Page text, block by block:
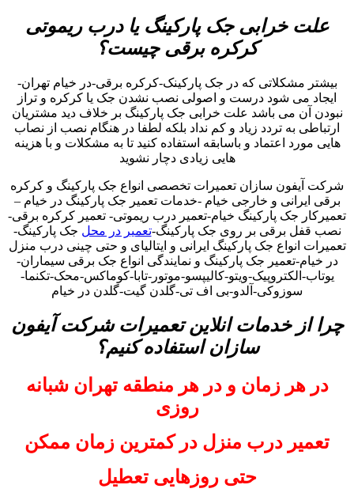
علت خرابی جک پارکینگ یا درب ریموتی
کرکره برقی چیست؟
بیشتر مشکلاتی که در جک پارکینک-کرکره برقی-در خیام تهران-
ایجاد می شود درست و اصولی نصب نشدن جک یا کرکره و تراز
نبودن آن می باشد علت خرابی جک پارکینگ بر خلاف دید مشتریان
ارتباطی به تردد زیاد و کم نداد بلکه لطفا در هنگام نصب از نصاب
هایی مورد اعتماد و باسابقه استفاده کنید تا به مشکلات و با هزینه
هایی زیادی دچار نشوید
شرکت آیفون سازان تعمیرات تخصصی انواع جک پارکینگ و کرکره
برقی ایرانی و خارجی خیام -خدمات تعمیر جک پارکینگ در خیام –
تعمیرکار جک پارکینگ خیام-تعمیر درب ریموتی- تعمیر کرکره برقی-
نصب قفل برقی بر روی جک پارکینگ-تعمیر در محل جک پارکینگ-
تعمیرات انواع جک پارکینگ ایرانی و ایتالیای و حتی چینی درب منزل
در خیام-تعمیر جک پارکینگ و نمایندگی انواع جک برقی سیماران-
یوتاب-الکتروپیک-ویتو-کالیپسو-موتور-تابا-کوماکس-محک-تکنما-
سوزوکی-آلدو-بی اف تی-گلدن گیت-گلدن در خیام
چرا از خدمات انلاین تعمیرات شرکت آیفون
سازان استفاده کنیم؟
در هر زمان و در هر منطقه تهران شبانه
روزی
تعمیر درب منزل در کمترین زمان ممکن
حتی روزهایی تعطیل